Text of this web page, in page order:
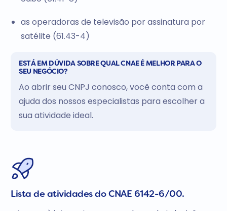
as operadoras de televisão por assinatura por
satélite (61.43-4)
ESTÁ EM DÚVIDA SOBRE QUAL CNAE É MELHOR PARA O
SEU NEGÓCIO?
Ao abrir seu CNPJ conosco, você conta com a
ajuda dos nossos especialistas para escolher a
sua atividade ideal.
Lista de atividades do CNAE 6142-6/00.